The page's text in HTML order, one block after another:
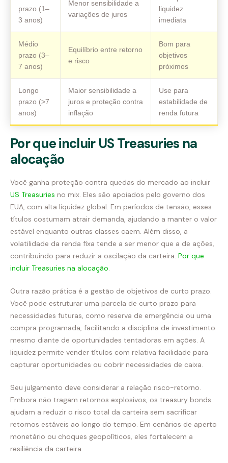
prazo (1–
3 anos)
Menor sensibilidade a
variações de juros
liquidez
imediata
Médio
prazo (3–
7 anos)
Equilíbrio entre retorno
e risco
Bom para
objetivos
próximos
Longo
prazo (>7
anos)
Maior sensibilidade a
juros e proteção contra
inflação
Use para
estabilidade de
renda futura
Por que incluir US Treasuries na
alocação
Você ganha proteção contra quedas do mercado ao incluir
US Treasuries no mix. Eles são apoiados pelo governo dos
EUA, com alta liquidez global. Em períodos de tensão, esses
títulos costumam atrair demanda, ajudando a manter o valor
estável enquanto outras classes caem. Além disso, a
volatilidade da renda fixa tende a ser menor que a de ações,
contribuindo para reduzir a oscilação da carteira. Por que
incluir Treasuries na alocação.
Outra razão prática é a gestão de objetivos de curto prazo.
Você pode estruturar uma parcela de curto prazo para
necessidades futuras, como reserva de emergência ou uma
compra programada, facilitando a disciplina de investimento
mesmo diante de oportunidades tentadoras em ações. A
liquidez permite vender títulos com relativa facilidade para
capturar oportunidades ou cobrir necessidades de caixa.
Seu julgamento deve considerar a relação risco-retorno.
Embora não tragam retornos explosivos, os treasury bonds
ajudam a reduzir o risco total da carteira sem sacrificar
retornos estáveis ao longo do tempo. Em cenários de aperto
monetário ou choques geopolíticos, eles fortalecem a
resiliência da carteira.